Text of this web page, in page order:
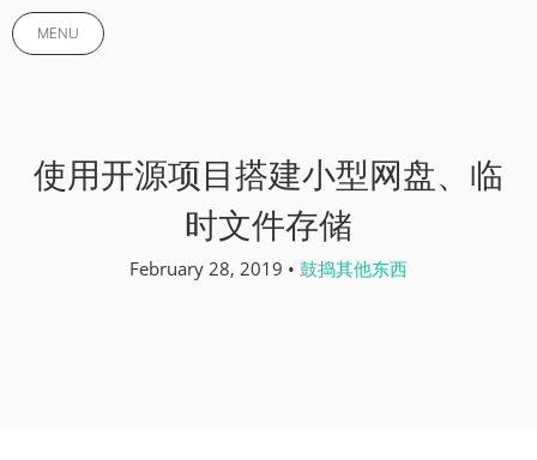
MENU
使用开源项目搭建小型网盘、临
时文件存储
February 28, 2019 • 鼓捣其他东西